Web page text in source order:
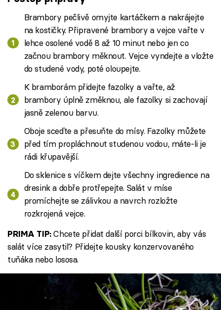
Brambory pečlivě omyjte kartáčkem a nakrájejte
na kostičky. Připravené brambory a vejce vařte v
lehce osolené vodě 8 až 10 minut nebo jen co
začnou brambory měknout. Vejce vyndejte a vložte
do studené vody, poté oloupejte.
K bramborám přidejte fazolky a vařte, až
brambory úplně změknou, ale fazolky si zachovají
jasně zelenou barvu.
Oboje sceďte a přesuňte do mísy. Fazolky můžete
před tím propláchnout studenou vodou, máte-li je
rádi křupavější.
Do sklenice s víčkem dejte všechny ingredience na
dresink a dobře protřepejte. Salát v míse
promíchejte se zálivkou a navrch rozložte
rozkrojená vejce.
PRIMA TIP:Chcete přidat další porci bílkovin, aby vás
salát více zasytil? Přidejte kousky konzervovaného
tuňáka nebo lososa.